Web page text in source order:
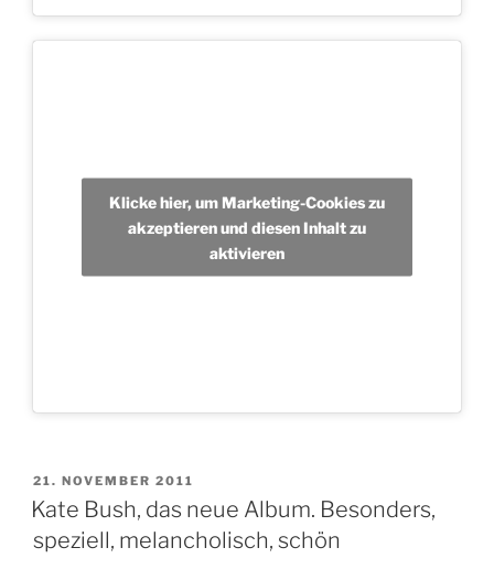
Klicke hier, um Marketing-Cookies zu
akzeptieren und diesen Inhalt zu
aktivieren
VERÖFFENTLICHT
AM
21. NOVEMBER 2011
Kate Bush, das neue Album. Besonders,
speziell, melancholisch, schön